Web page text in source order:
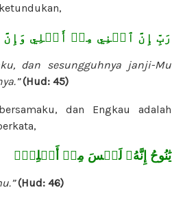
رَبِّ إِنَّ ٱبۡنِي مِنۡ أَهۡلِي
dan sesungguhnya janji-Mu
(Hud: 45)
dan Engkau adalah
يَٰنُوحُ إِنَّهُۥ لَيۡسَ مِنۡ أَهۡلِكَۖ
(Hud: 46)